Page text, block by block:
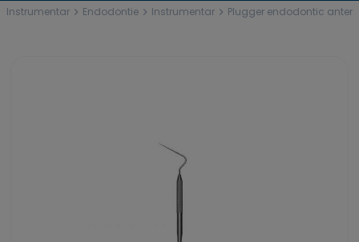
Instrumentar Endodontie Instrumentar Plugger endodontic